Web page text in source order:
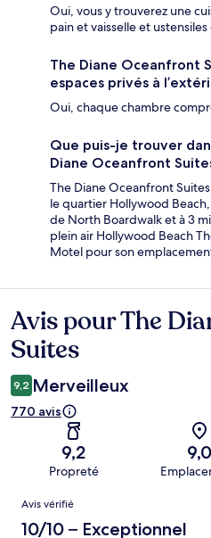
Oui, vous y trouverez une
pain et vaisselle et
The Diane Oceanfront
espaces privés à
Oui, chaque chambre
Que puis-je trouver
Diane Oceanfront
The Diane Oceanfront
le quartier Hollywood
de North Boardwalk et à 3
plein air Hollywood Beach
Motel pour son
Avis
Avis pour The
Suites
9,2 Merveilleux
770 avis
9,2
Propreté
9,0
Avis
Avis vérifié
10/10 – Exceptionnel